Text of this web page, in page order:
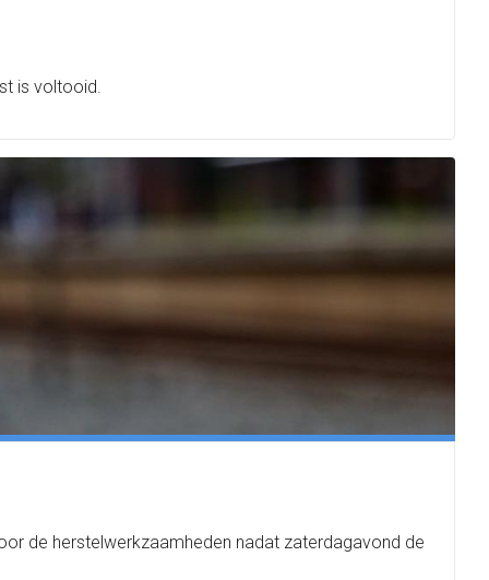
is voltooid.
de herstelwerkzaamheden nadat zaterdagavond de